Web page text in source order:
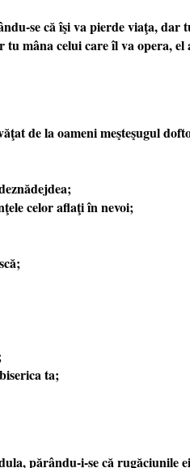
se că îşi va pierde viaţa,
mâna celui care îl va opera,
de la oameni meşteşugul
celor aflaţi în nevoi;
ta;
părându-i-se că